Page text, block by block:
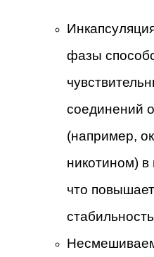
фазы
соединений
(например,
никотином) в
что